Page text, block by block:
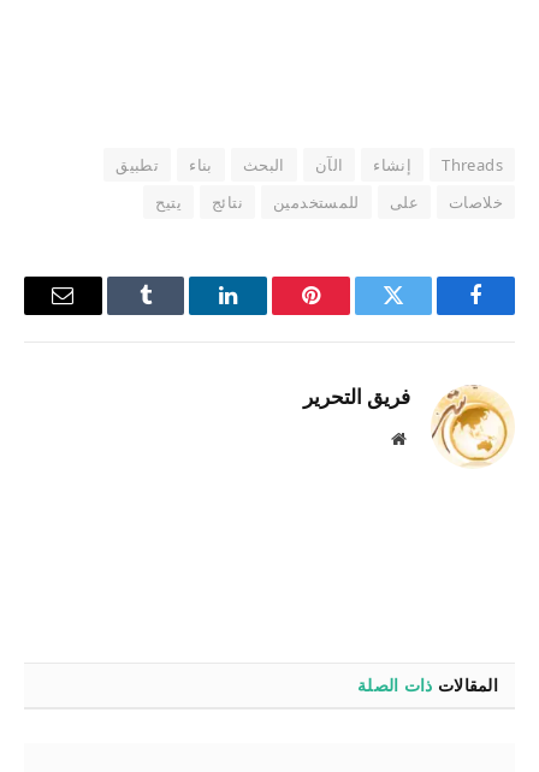
Threads إنشاء الآن البحث بناء
تطبيق
خلاصات
على للمستخدمين نتائج يتيح
فيسبوك تويتر بينتيريستلينكدإن Tumblr
البريد
فريق التحرير
موقع
المقالات ذات الصلة